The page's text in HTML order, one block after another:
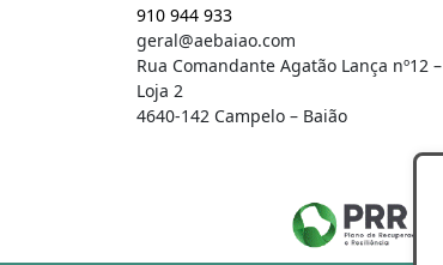
910 944 933
geral@aebaiao.com
Rua Comandante Agatão Lança nº12 –
Loja 2
4640-142 Campelo – Baião